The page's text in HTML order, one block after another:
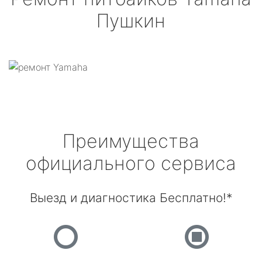
Пушкин
Преимущества
официального сервиса
Выезд и диагностика Бесплатно!*